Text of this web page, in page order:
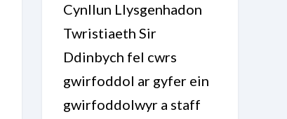
Cynllun Llysgenhadon
Twristiaeth Sir
Ddinbych fel cwrs
gwirfoddol ar gyfer ein
gwirfoddolwyr a staff